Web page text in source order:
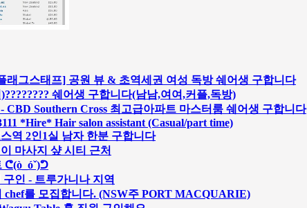
래그스태프] 공원 뷰 & 초역세권 여성 독방 쉐어생 구합니다
)???????? 쉐어생 구합니다(남남,여여,커플,독방)
CBD Southern Cross 최고급아파트 마스터룸 쉐어생 구합니다
*Hire* Hair salon assistant (Casual/part time)
역 2인1실 남자 한분 구합니다
마사지 샾 시티 근처
ᕦ(ò_óˇ)ᕤ
인 - 트루가니나 지역
chef를 모집합니다. (NSW주 PORT MACQUARIE)